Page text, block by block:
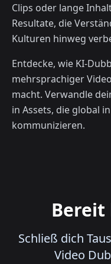
Clips oder lange
Resultate, die
Kulturen hinweg
Entdecke, wie KI-
mehrsprachiger
macht. Verwandle
in Assets, die global
kommunizieren.
Bereit
Schließ dich
Video